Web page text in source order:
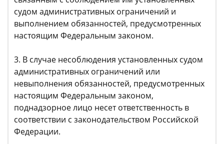
судом административных ограничений и
выполнением обязанностей, предусмотренных
настоящим Федеральным законом.
3. В случае несоблюдения установленных судом
административных ограничений или
невыполнения обязанностей, предусмотренных
настоящим Федеральным законом,
поднадзорное лицо несет ответственность в
соответствии с законодательством Российской
Федерации.